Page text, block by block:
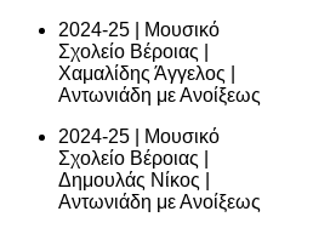
2024-25 | Μουσικό
Σχολείο Βέροιας |
Χαμαλίδης Άγγελος |
Αντωνιάδη με Ανοίξεως
2024-25 | Μουσικό
Σχολείο Βέροιας |
Δημουλάς Νίκος |
Αντωνιάδη με Ανοίξεως